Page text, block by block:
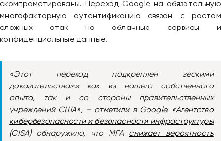
скомпрометированы. Переход Google на обязательную
многофакторную аутентификацию связан с ростом
сложных атак на облачные сервисы и
конфиденциальные данные.
«Этот переход подкреплен вескими
доказательствами как из нашего собственного
опыта, так и со стороны правительственных
учреждений США», – отметили в Google. «Агентство
кибербезопасности и безопасности инфраструктуры
(CISA) обнаружило, что MFA снижает вероятность